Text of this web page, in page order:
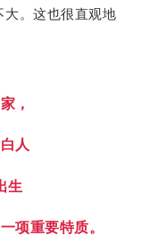
大。这也很直观地
，
人
生
项重要特质。